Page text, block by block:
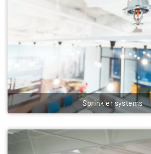
Sprinkler systems